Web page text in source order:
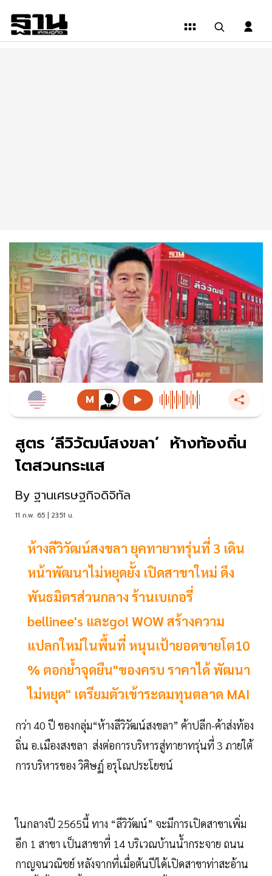
สูตร ‘ลีวิวัฒน์สงขลา’ ห้างท้องถิ่น
โตสวนกระแส
By ฐานเศรษฐกิจดิจิทัล
11 ก.พ. 65 | 23:51 น.
ห้างลีวิวัฒน์สงขลา ยุคทายาทรุ่นที่ 3 เดิน
หน้าพัฒนาไม่หยุดยั้ง เปิดสาขาใหม่ ดึง
พันธมิตรส่วนกลาง ร้านเบเกอรี่
bellinee's และgo! WOW สร้างความ
แปลกใหม่ในพื้นที่ หนุนเป้ายอดขายโต10
% ตอกย้ำจุดยืน"ของครบ ราคาได้ พัฒนา
ไม่หยุด" เตรียมตัวเข้าระดมทุนตลาด MAI
กว่า 40 ปี ของกลุ่ม“ห้างลีวิวัฒน์สงขลา” ค้าปลีก-ค้าส่งท้อง
ถิ่น อ.เมืองสงขลา ส่งต่อการบริหารสู่ทายาทรุ่นที่ 3 ภายใต้
การบริหารของ วิศิษฏ์ อรุโณประโยชน์
ในกลางปี 2565นี้ ทาง “ลีวิวัฒน์” จะมีการเปิดสาขาเพิ่ม
อีก 1 สาขา เป็นสาขาที่ 14 บริเวณบ้านนํ้ากระจาย ถนน
กาญจนวณิชย์ หลังจากที่เมื่อต้นปีได้เปิดสาขาท่าสะอ้าน